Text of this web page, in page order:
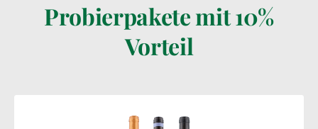
Probierpakete mit 10%
Vorteil